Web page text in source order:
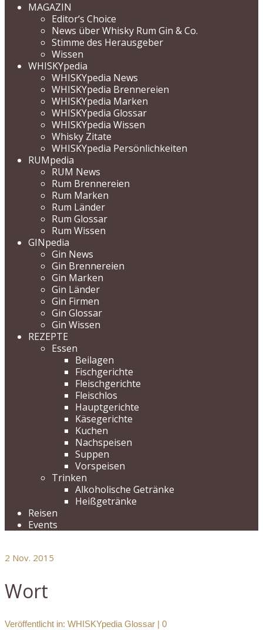
MAGAZIN
Editor‘s Choice
News über Whisky Rum Gin & Co.
Stimme des Herausgeber
Wissen
WHISKYpedia
WHISKYpedia News
WHISKYpedia Brennereien
WHISKYpedia Marken
WHISKYpedia Glossar
WHISKYpedia Wissen
Whisky Zitate
WHISKYpedia Persönlichkeiten
RUMpedia
RUM News
Rum Brennereien
Rum Marken
Rum Länder
Rum Glossar
Rum Wissen
GINpedia
Gin News
Gin Brennereien
Gin Marken
Gin Länder
Gin Firmen
Gin Glossar
Gin Wissen
REZEPTE
Essen
Beilagen
Fischgerichte
Fleischgerichte
Fleischlos
Hauptgerichte
Käsegerichte
Kuchen
Nachspeisen
Suppen
Vorspeisen
Trinken
Alkoholische Getränke
Heißgetränke
Reisen
Events
2 Nov. 2015
Wort
Veröffentlicht in: WHISKYpedia Glossar | 0